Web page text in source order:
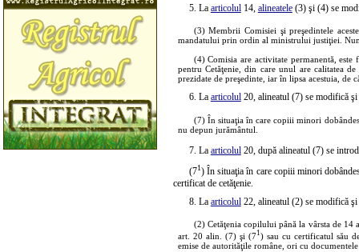
5. La articolul 14, alineatele (3) şi (4) se
(3) Membrii Comisiei şi preşedintele
mandatului prin ordin al ministrului justiţiei.
(4) Comisia are activitate permanentă,
pentru Cetăţenie, din care unul are calitatea
prezidate de preşedinte, iar în lipsa acestuia, de
6. La articolul 20, alineatul (7) se modifică
(7) În situaţia în care copiii minori
nu depun jurământul.
7. La articolul 20, după alineatul (7) se
(71) În situaţia în care copiii minori
certificat de cetăţenie.
8. La articolul 22, alineatul (2) se modifică
(2) Cetăţenia copilului până la vârsta de 14
art. 20 alin. (7) şi (71) sau cu certificatul său
emise de autorităţile române, ori cu